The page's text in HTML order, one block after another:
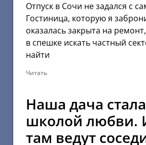
Отпуск в Сочи не задался с
Гостиница, которую я
оказалась закрыта на
в спешке искать частный
найти
Читать
Наша дача стала
школой любви.
там ведут